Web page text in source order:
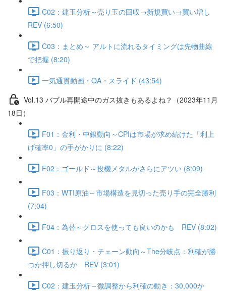
C02：建玉分析～売り玉の回収→新規買い→買い増し
REV (6:50)
C03：まとめ～ アルトに流れるタイミングは先物曲線
で把握 (8:20)
一気通貫動画・QA・スライド (43:54)
Vol.13 バブル再開途中のガス抜きもあるよね？（2023年11月
18日）
F01：金利・中銀動向～CPIは市場が求め続けた「利上
げ確率0」の手がかりに (8:22)
F02：ゴールド～投機メタルがさらにアツい (8:09)
F03：WTI原油～市場構造を見切った売り手の完全勝利
(7:04)
F04：為替～クロスを使っても良いのかも REV (8:02)
C01：振り返り・チェーン動向～The分岐点：利確が勝
つか押し切るか REV (3:01)
C02：建玉分析～微調整から利確の動き：30,000か